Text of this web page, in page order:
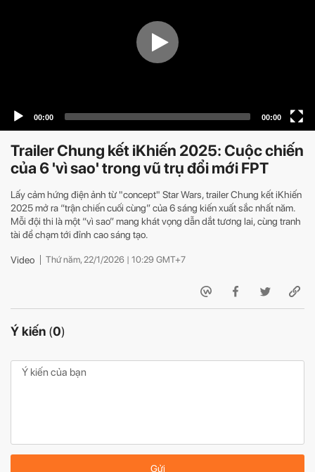
Trailer Chung kết iKhiến 2025: Cuộc chiến
của 6 'vì sao' trong vũ trụ đổi mới FPT
Lấy cảm hứng điện ảnh từ "concept" Star Wars, trailer Chung kết iKhiến
2025 mở ra “trận chiến cuối cùng” của 6 sáng kiến xuất sắc nhất năm.
Mỗi đội thi là một “vì sao” mang khát vọng dẫn dắt tương lai, cùng tranh
tài để chạm tới đỉnh cao sáng tạo.
Video Thứ năm, 22/1/2026 | 10:29 GMT+7
Ý kiến (0)
Gửi